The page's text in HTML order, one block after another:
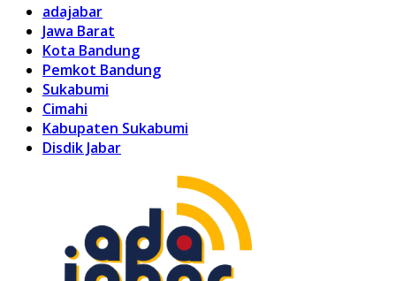
adajabar
Jawa Barat
Kota Bandung
Pemkot Bandung
Sukabumi
Cimahi
Kabupaten Sukabumi
Disdik Jabar